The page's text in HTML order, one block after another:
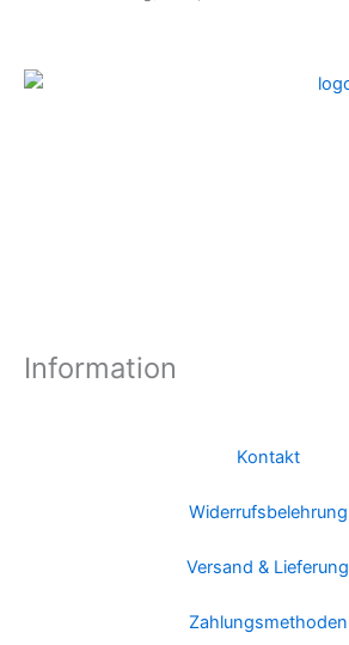
Information
Kontakt
Widerrufsbelehrung
Versand & Lieferung
Zahlungsmethoden